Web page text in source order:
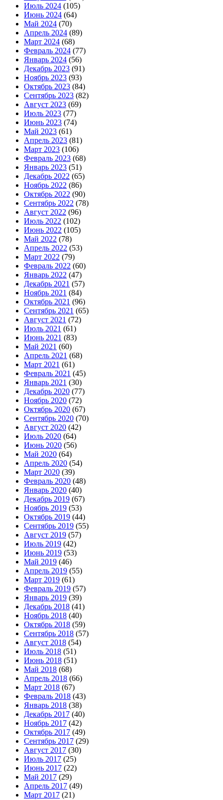
Июль 2024 (105)
Июнь 2024 (64)
Май 2024 (70)
Апрель 2024 (89)
Март 2024 (68)
Февраль 2024 (77)
Январь 2024 (56)
Декабрь 2023 (91)
Ноябрь 2023 (93)
Октябрь 2023 (84)
Сентябрь 2023 (82)
Август 2023 (69)
Июль 2023 (77)
Июнь 2023 (74)
Май 2023 (61)
Апрель 2023 (81)
Март 2023 (106)
Февраль 2023 (68)
Январь 2023 (51)
Декабрь 2022 (65)
Ноябрь 2022 (86)
Октябрь 2022 (90)
Сентябрь 2022 (78)
Август 2022 (96)
Июль 2022 (102)
Июнь 2022 (105)
Май 2022 (78)
Апрель 2022 (53)
Март 2022 (79)
Февраль 2022 (60)
Январь 2022 (47)
Декабрь 2021 (57)
Ноябрь 2021 (84)
Октябрь 2021 (96)
Сентябрь 2021 (65)
Август 2021 (72)
Июль 2021 (61)
Июнь 2021 (83)
Май 2021 (60)
Апрель 2021 (68)
Март 2021 (61)
Февраль 2021 (45)
Январь 2021 (30)
Декабрь 2020 (77)
Ноябрь 2020 (72)
Октябрь 2020 (67)
Сентябрь 2020 (70)
Август 2020 (42)
Июль 2020 (64)
Июнь 2020 (56)
Май 2020 (64)
Апрель 2020 (54)
Март 2020 (39)
Февраль 2020 (48)
Январь 2020 (40)
Декабрь 2019 (67)
Ноябрь 2019 (53)
Октябрь 2019 (44)
Сентябрь 2019 (55)
Август 2019 (57)
Июль 2019 (42)
Июнь 2019 (53)
Май 2019 (46)
Апрель 2019 (55)
Март 2019 (61)
Февраль 2019 (57)
Январь 2019 (39)
Декабрь 2018 (41)
Ноябрь 2018 (40)
Октябрь 2018 (59)
Сентябрь 2018 (57)
Август 2018 (54)
Июль 2018 (51)
Июнь 2018 (51)
Май 2018 (68)
Апрель 2018 (66)
Март 2018 (67)
Февраль 2018 (43)
Январь 2018 (38)
Декабрь 2017 (40)
Ноябрь 2017 (42)
Октябрь 2017 (49)
Сентябрь 2017 (29)
Август 2017 (30)
Июль 2017 (25)
Июнь 2017 (22)
Май 2017 (29)
Апрель 2017 (49)
Март 2017 (21)